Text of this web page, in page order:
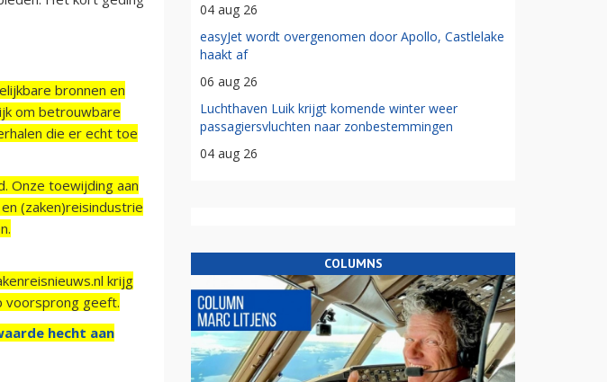
bronnen en
om betrouwbare
die er echt toe
Onze toewijding aan
(zaken)reisindustrie
krijg
voorsprong geeft.
hecht aan
04 aug 26
easyJet wordt overgenomen door Apollo, Castlelake
haakt af
06 aug 26
Luchthaven Luik krijgt komende winter weer
passagiersvluchten naar zonbestemmingen
04 aug 26
COLUMNS